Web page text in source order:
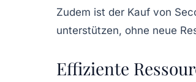
Zudem ist der Kauf von
unterstützen, ohne neue
Effiziente